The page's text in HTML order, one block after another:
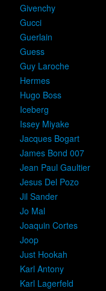
Givenchy
Gucci
Guerlain
Guess
Guy Laroche
Hermes
Hugo Boss
Iceberg
Issey Miyake
Jacques Bogart
James Bond 007
Jean Paul Gaultier
Jesus Del Pozo
Jil Sander
Jo Mal
Joaquin Cortes
Joop
Just Hookah
Karl Antony
Karl Lagerfeld